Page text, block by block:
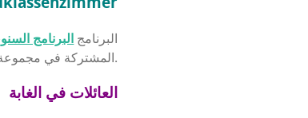
البرنامج البرنامج
المشتركة في مجموعة. لدينا العديد من أنشطة العطلات للأطفال في برنامجنا.
العائلات في الغابة